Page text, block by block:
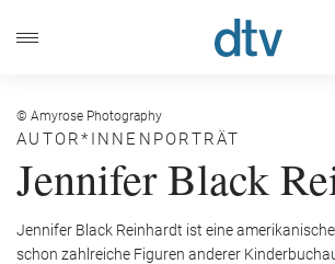
© Amyrose Photography
AUTOR*INNENPORTRÄT
Jennifer Black
Jennifer Black Reinhardt ist eine
schon zahlreiche Figuren anderer